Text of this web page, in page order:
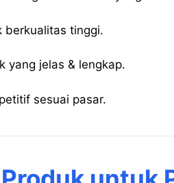
berkualitas tinggi.
yang jelas & lengkap.
sesuai pasar.